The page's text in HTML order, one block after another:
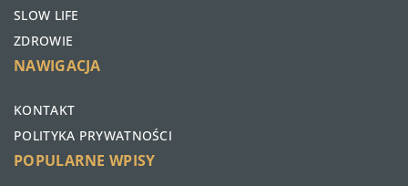
SLOW LIFE
ZDROWIE
NAWIGACJA
KONTAKT
POLITYKA PRYWATNOŚCI
POPULARNE WPISY